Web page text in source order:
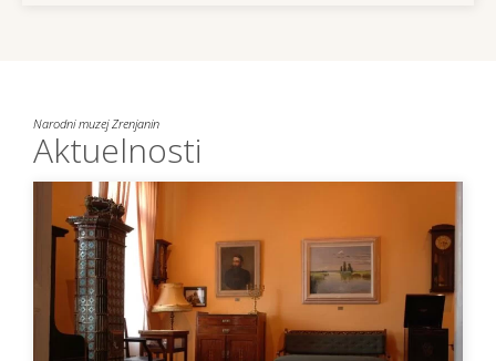
Narodni muzej Zrenjanin
Aktuelnosti